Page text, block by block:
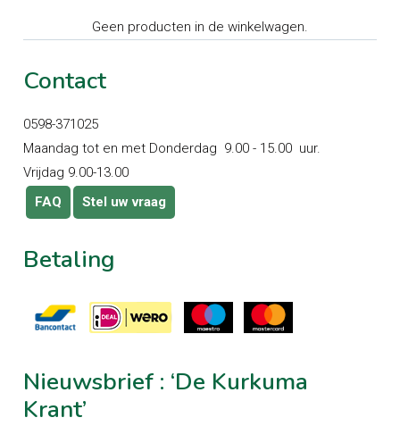
Geen producten in de winkelwagen.
Contact
0598-371025
Maandag tot en met Donderdag 9.00 - 15.00 uur.
Vrijdag 9.00-13.00
FAQ
Stel uw vraag
Betaling
Nieuwsbrief : ‘De Kurkuma
Krant’